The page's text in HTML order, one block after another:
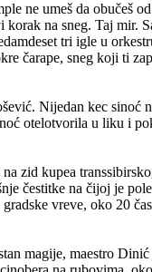
ne umeš da obučeš
na sneg. Taj mir.
tri igle u
čarape, sneg koji ti
Nijedan kec sinoć
otelotvorila u liku i
zid kupea
čestitke na čijoj je
vreve, oko 20
magije, maestro